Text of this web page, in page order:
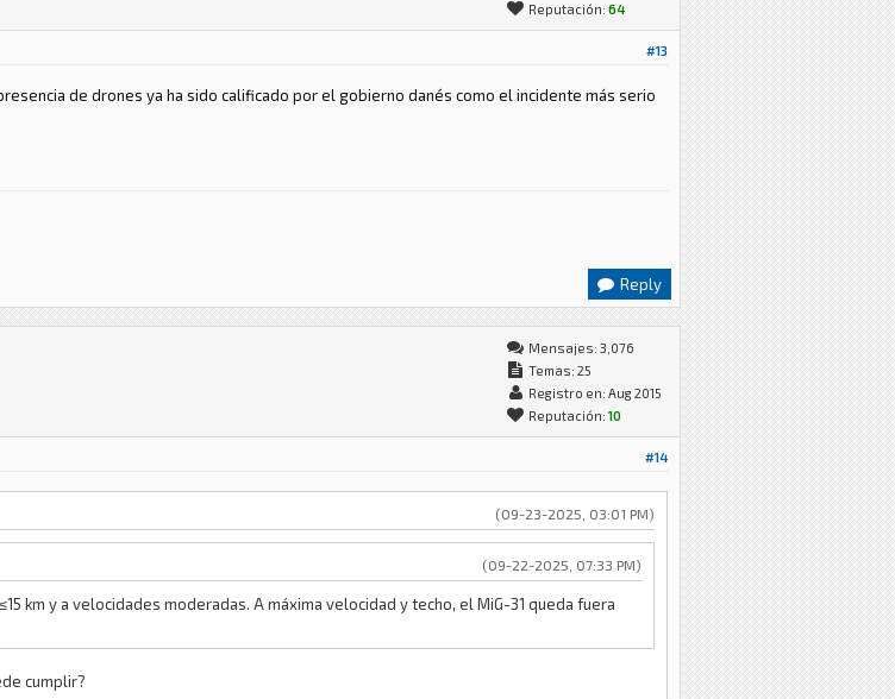
Reputación: 64
#13
de drones ya ha sido calificado por el gobierno danés como el incidente más serio
Reply
Mensajes: 3,076
Temas: 25
Registro en: Aug 2015
Reputación: 10
#14
(09-23-2025, 03:01 PM)
(09-22-2025, 07:33 PM)
km y a velocidades moderadas. A máxima velocidad y techo, el MiG-31 queda fuera
cumplir?